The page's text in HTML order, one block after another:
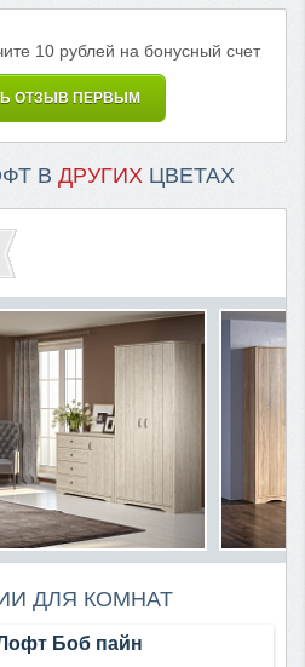
10 рублей на бонусный счет
ОТЗЫВ ПЕРВЫМ
В ДРУГИХ ЦВЕТАХ
ДЛЯ КОМНАТ
Боб пайн